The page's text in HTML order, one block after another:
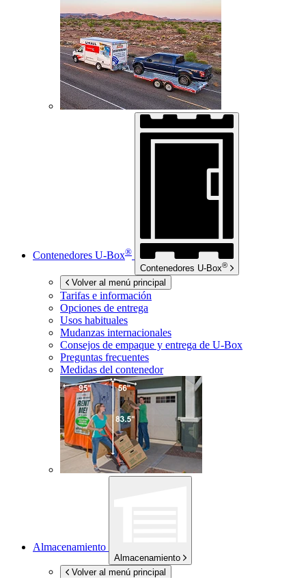
Contenedores U-Box®
Contenedores U-Box®
Volver al menú principal
Tarifas e información
Opciones de entrega
Usos habituales
Mudanzas internacionales
Consejos de empaque y entrega de U-Box
Preguntas frecuentes
Medidas del contenedor
Almacenamiento
Almacenamiento
Volver al menú principal